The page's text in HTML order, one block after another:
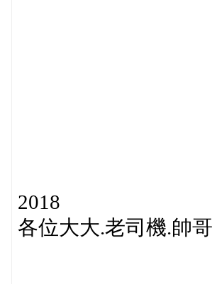
2018
各位大大.老司機.帥哥